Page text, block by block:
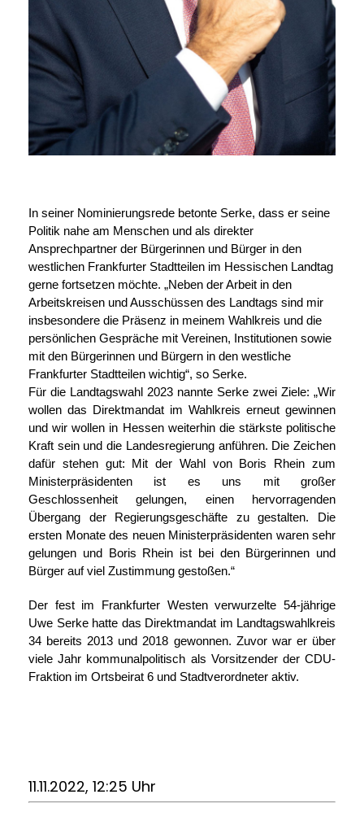
In seiner Nominierungsrede betonte Serke, dass er seine
Politik nahe am Menschen und als direkter
Ansprechpartner der Bürgerinnen und Bürger in den
westlichen Frankfurter Stadtteilen im Hessischen Landtag
gerne fortsetzen möchte. „Neben der Arbeit in den
Arbeitskreisen und Ausschüssen des Landtags sind mir
insbesondere die Präsenz in meinem Wahlkreis und die
persönlichen Gespräche mit Vereinen, Institutionen sowie
mit den Bürgerinnen und Bürgern in den westliche
Frankfurter Stadtteilen wichtig“, so Serke.
Für die Landtagswahl 2023 nannte Serke zwei Ziele: „Wir
wollen das Direktmandat im Wahlkreis erneut gewinnen
und wir wollen in Hessen weiterhin die stärkste politische
Kraft sein und die Landesregierung anführen. Die Zeichen
dafür stehen gut: Mit der Wahl von Boris Rhein zum
Ministerpräsidenten ist es uns mit großer
Geschlossenheit gelungen, einen hervorragenden
Übergang der Regierungsgeschäfte zu gestalten. Die
ersten Monate des neuen Ministerpräsidenten waren sehr
gelungen und Boris Rhein ist bei den Bürgerinnen und
Bürger auf viel Zustimmung gestoßen.“
Der fest im Frankfurter Westen verwurzelte 54-jährige
Uwe Serke hatte das Direktmandat im Landtagswahlkreis
34 bereits 2013 und 2018 gewonnen. Zuvor war er über
viele Jahr kommunalpolitisch als Vorsitzender der CDU-
Fraktion im Ortsbeirat 6 und Stadtverordneter aktiv.
11.11.2022, 12:25 Uhr